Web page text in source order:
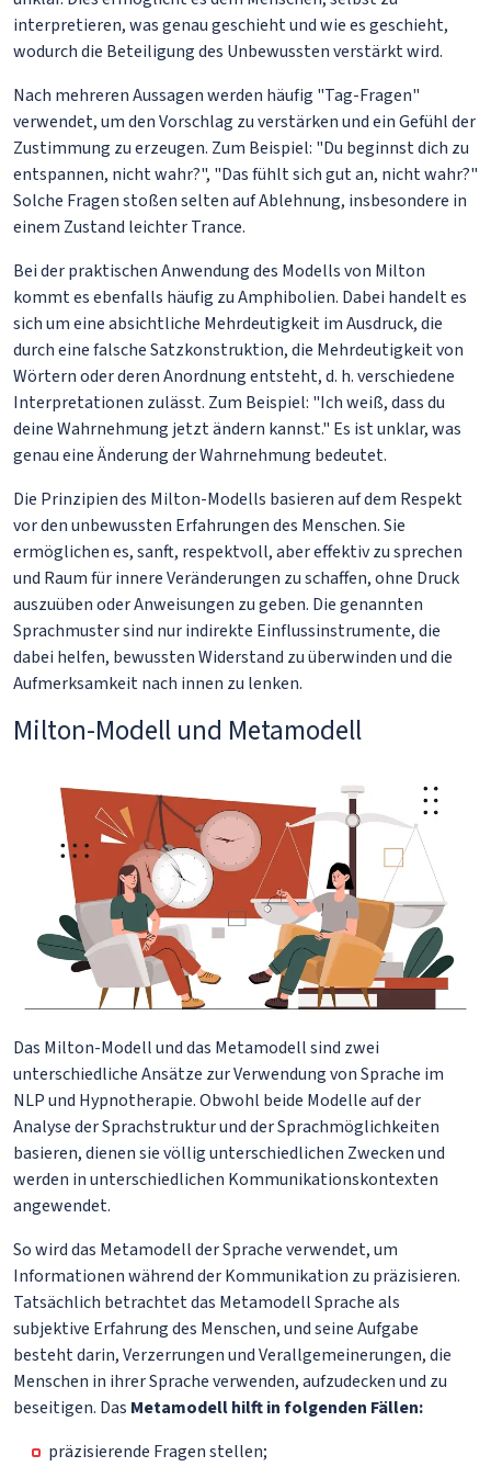
interpretieren, was genau geschieht und wie es geschieht,
wodurch die Beteiligung des Unbewussten verstärkt wird.
Nach mehreren Aussagen werden häufig "Tag-Fragen"
verwendet, um den Vorschlag zu verstärken und ein Gefühl der
Zustimmung zu erzeugen. Zum Beispiel: "Du beginnst dich zu
entspannen, nicht wahr?", "Das fühlt sich gut an, nicht wahr?"
Solche Fragen stoßen selten auf Ablehnung, insbesondere in
einem Zustand leichter Trance.
Bei der praktischen Anwendung des Modells von Milton
kommt es ebenfalls häufig zu Amphibolien. Dabei handelt es
sich um eine absichtliche Mehrdeutigkeit im Ausdruck, die
durch eine falsche Satzkonstruktion, die Mehrdeutigkeit von
Wörtern oder deren Anordnung entsteht, d. h. verschiedene
Interpretationen zulässt. Zum Beispiel: "Ich weiß, dass du
deine Wahrnehmung jetzt ändern kannst." Es ist unklar, was
genau eine Änderung der Wahrnehmung bedeutet.
Die Prinzipien des Milton-Modells basieren auf dem Respekt
vor den unbewussten Erfahrungen des Menschen. Sie
ermöglichen es, sanft, respektvoll, aber effektiv zu sprechen
und Raum für innere Veränderungen zu schaffen, ohne Druck
auszuüben oder Anweisungen zu geben. Die genannten
Sprachmuster sind nur indirekte Einflussinstrumente, die
dabei helfen, bewussten Widerstand zu überwinden und die
Aufmerksamkeit nach innen zu lenken.
Milton-Modell und Metamodell
Das Milton-Modell und das Metamodell sind zwei
unterschiedliche Ansätze zur Verwendung von Sprache im
NLP und Hypnotherapie. Obwohl beide Modelle auf der
Analyse der Sprachstruktur und der Sprachmöglichkeiten
basieren, dienen sie völlig unterschiedlichen Zwecken und
werden in unterschiedlichen Kommunikationskontexten
angewendet.
So wird das Metamodell der Sprache verwendet, um
Informationen während der Kommunikation zu präzisieren.
Tatsächlich betrachtet das Metamodell Sprache als
subjektive Erfahrung des Menschen, und seine Aufgabe
besteht darin, Verzerrungen und Verallgemeinerungen, die
Menschen in ihrer Sprache verwenden, aufzudecken und zu
beseitigen. Das Metamodell hilft in folgenden Fällen:
präzisierende Fragen stellen;